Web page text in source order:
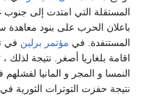
المستقلة التي امتدت إلى جنوب
باعلان الحرب على بنود معاهدة
المستنفدة. في مؤتمر برلين
اقامة بلغاريا أصغر. نتيجة لذلك
النمسا و المجر و المانيا
نتيجة حفزت التوترات الثورية في